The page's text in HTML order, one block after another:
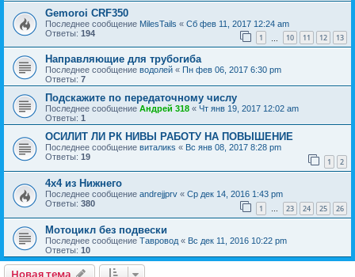
Gemoroi CRF350
Последнее сообщение MilesTails « Сб фев 11, 2017 12:24 am
Ответы: 194 1 10 11 12 13
Направляющие для трубогиба
Последнее сообщение водолей « Пн фев 06, 2017 6:30 pm
Ответы: 7
Подскажите по передаточному числу
Последнее сообщение Андрей 318 « Чт янв 19, 2017 12:02 am
Ответы: 1
ОСИЛИТ ЛИ РК НИВЫ РАБОТУ НА ПОВЫШЕНИЕ
Последнее сообщение виталикs « Вс янв 08, 2017 8:28 pm
Ответы: 19 1 2
4х4 из Нижнего
Последнее сообщение andrejjprv « Ср дек 14, 2016 1:43 pm
Ответы: 380 1 … 23 24 25 26
Мотоцикл без подвески
Последнее сообщение Тавровод « Вс дек 11, 2016 10:22 pm
Ответы: 10
Новая тема